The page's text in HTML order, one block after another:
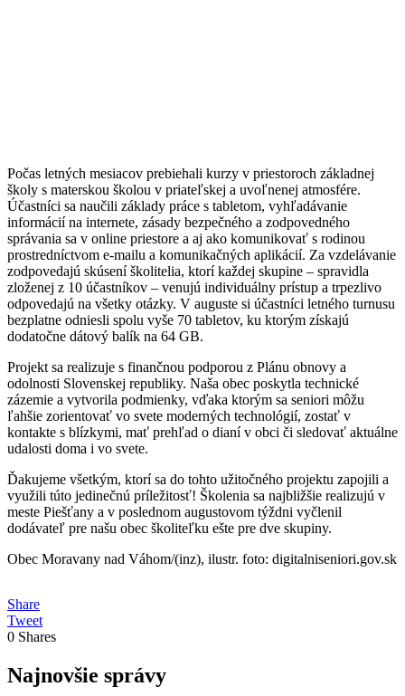
Počas letných mesiacov prebiehali kurzy v priestoroch základnej
školy s materskou školou v priateľskej a uvoľnenej atmosfére.
Účastníci sa naučili základy práce s tabletom, vyhľadávanie
informácií na internete, zásady bezpečného a zodpovedného
správania sa v online priestore a aj ako komunikovať s rodinou
prostredníctvom e-mailu a komunikačných aplikácií. Za vzdelávanie
zodpovedajú skúsení školitelia, ktorí každej skupine – spravidla
zloženej z 10 účastníkov – venujú individuálny prístup a trpezlivo
odpovedajú na všetky otázky. V auguste si účastníci letného turnusu
bezplatne odniesli spolu vyše 70 tabletov, ku ktorým získajú
dodatočne dátový balík na 64 GB.
Projekt sa realizuje s finančnou podporou z Plánu obnovy a
odolnosti Slovenskej republiky. Naša obec poskytla technické
zázemie a vytvorila podmienky, vďaka ktorým sa seniori môžu
ľahšie zorientovať vo svete moderných technológií, zostať v
kontakte s blízkymi, mať prehľad o dianí v obci či sledovať aktuálne
udalosti doma i vo svete.
Ďakujeme všetkým, ktorí sa do tohto užitočného projektu zapojili a
využili túto jedinečnú príležitosť! Školenia sa najbližšie realizujú v
meste Piešťany a v poslednom augustovom týždni vyčlenil
dodávateľ pre našu obec školiteľku ešte pre dve skupiny.
Obec Moravany nad Váhom/(inz), ilustr. foto: digitalniseniori.gov.sk
Share
Tweet
0 Shares
Najnovšie správy